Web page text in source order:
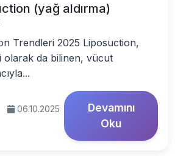
(yağ aldırma)
Trendleri 2025 Liposuction,
olarak da bilinen, vücut
06.10.2025
Devamını
Oku